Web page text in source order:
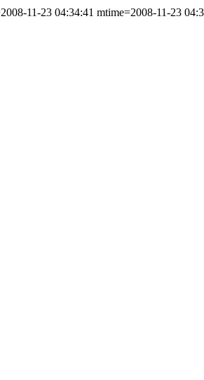
11-23 04:34:41 mtime=2008-11-23